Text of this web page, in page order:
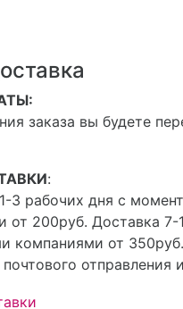
заказа вы будете
:
3 рабочих дня с
от 200руб. Доставка 7-
компаниями от